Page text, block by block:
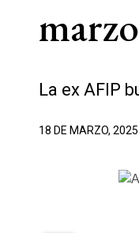
La ex AFIP
18 DE MARZO, 2025